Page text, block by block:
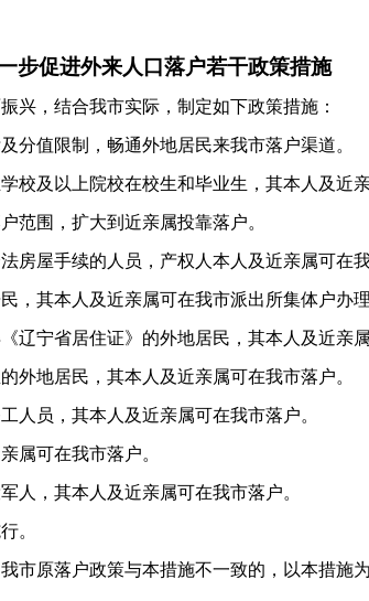
步促进外来人口落户若干政策措施
，结合我市实际，制定如下政策措施：
分值限制，畅通外地居民来我市落户渠道。
校及以上院校在校生和毕业生，其本人及近
范围，扩大到近亲属投靠落户。
房屋手续的人员，产权人本人及近亲属可在
，其本人及近亲属可在我市派出所集体户办
辽宁省居住证》的外地居民，其本人及近亲
外地居民，其本人及近亲属可在我市落户。
人员，其本人及近亲属可在我市落户。
属可在我市落户。
人，其本人及近亲属可在我市落户。
。
原落户政策与本措施不一致的，以本措施